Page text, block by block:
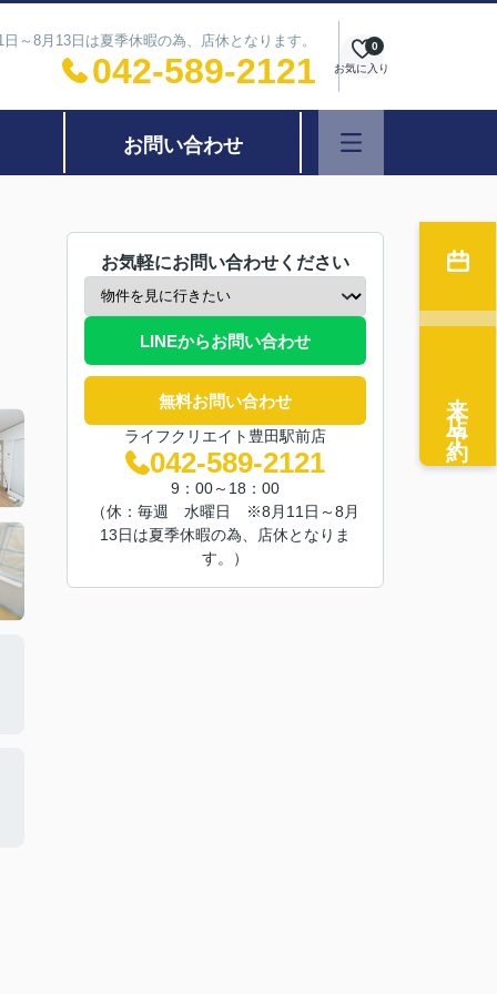
8月13日は夏季休暇の為、店休となります。
042-589-2121 お気に入り
0
お問い合わせ
お気軽にお問い合わせください
LINEからお問い合わせ
無料お問い合わせ
ライフクリエイト豊田駅前店
042-589-2121
9：00～18：00
（休：毎週 水曜日 ※8月11日～8月
13日は夏季休暇の為、店休となりま
す。）
来店予約